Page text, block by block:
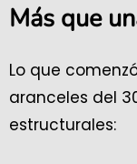
Más que
Lo que
aranceles del
estructurales: